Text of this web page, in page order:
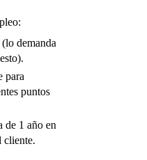
demanda
para
puntos
de 1 año en
cliente.